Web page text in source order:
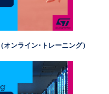
（オンライン･トレーニング）